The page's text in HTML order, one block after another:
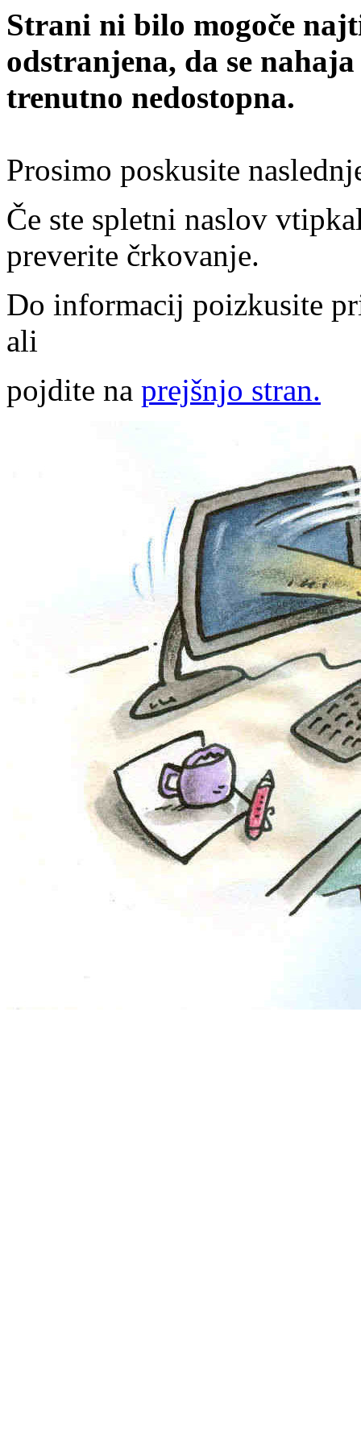
Strani ni bilo mogoče
odstranjena, da se
trenutno nedostopna.
Prosimo poskusite
Če ste spletni naslov
preverite črkovanje.
Do informacij poizkusite
ali
pojdite na prejšnjo stran.